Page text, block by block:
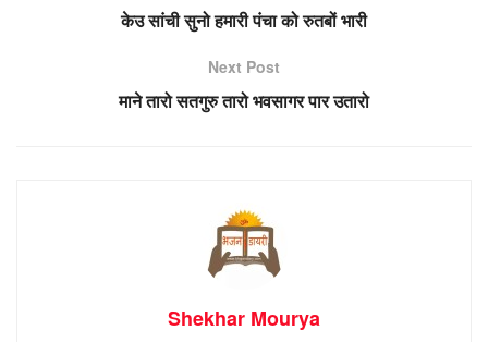
केउ सांची सुनो हमारी पंचा को रुतबों भारी
Next Post
माने तारो सतगुरु तारो भवसागर पार उतारो
Shekhar Mourya